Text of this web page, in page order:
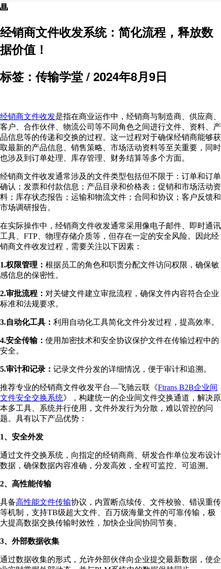
经销商文件收发系统：简化流程，释放数
据价值！
标签：传输学堂 / 2024年8月9日
经销商文件收发是指在商业运作中，经销商与制造商、供应商、
客户、合作伙伴、物流公司等不同角色之间进行文件、资料、产
品信息等的传递和交换的过程。这一过程对于确保经销商能够获
取最新的产品信息、销售策略、市场活动资料等至关重要，同时
也涉及到订单处理、库存管理、财务结算等多个方面。
经销商文件收发通常涉及的文件类型包括但不限于：订单和订单
确认；发票和付款信息；产品目录和价格表；促销和市场活动资
料；库存状态报告；运输和物流文件；合同和协议；客户反馈和
市场调研报告。
在实际操作中，经销商文件收发通常采用像电子邮件、即时通讯
工具、FTP、物理存储介质等，但存在一定的安全风险。因此经
销商文件收发过程，需要关注以下因素：
1.权限管理： 根据员工的角色和职责分配文件访问权限，确保敏
感信息的保密性。
2.审批流程： 对关键文件建立审批流程，确保文件内容符合企业
标准和法规要求。
3.自动化工具： 利用自动化工具简化文件分发过程，提高效率。
4.安全传输： 使用加密技术和安全协议保护文件在传输过程中的
安全。
5.审计和记录： 记录文件分发的详细情况，便于审计和追溯。
推荐专业的经销商文件收发平台—飞驰云联《Ftrans B2B企业间
文件安全交换系统》，构建统⼀的企业间⽂件交换通道，解决原
本多⼯具、系统并⾏使⽤，⽂件外发⾏为分散，难以管控的问
题。具有以下产品优势：
1、安全外发
通过文件交换系统，向指定的经销商商、研发合作单位发布设计
数据，确保数据内容准确，分发高效，全程可监控、可追溯。
2、高性能传输
具备高性能文件传输协议，内置断点续传、文件校验、错误重传
等机制，支持TB级超大文件、百万级海量文件的可靠传输，极
大提高数据交换传输时效性，加快企业间协同节奏。
3、外部数据收集
通过数据收集的形式，允许外部伙伴向企业提交最新数据，使企